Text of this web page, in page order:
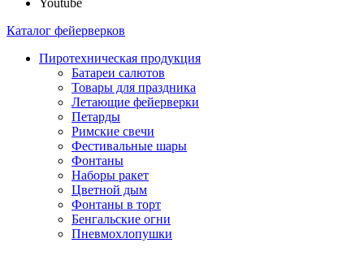
Youtube
Каталог фейерверков
Пиротехническая продукция
Батареи салютов
Товары для праздника
Летающие фейерверки
Петарды
Римские свечи
Фестивальные шары
Фонтаны
Наборы ракет
Цветной дым
Фонтаны в торт
Бенгальские огни
Пневмохлопушки